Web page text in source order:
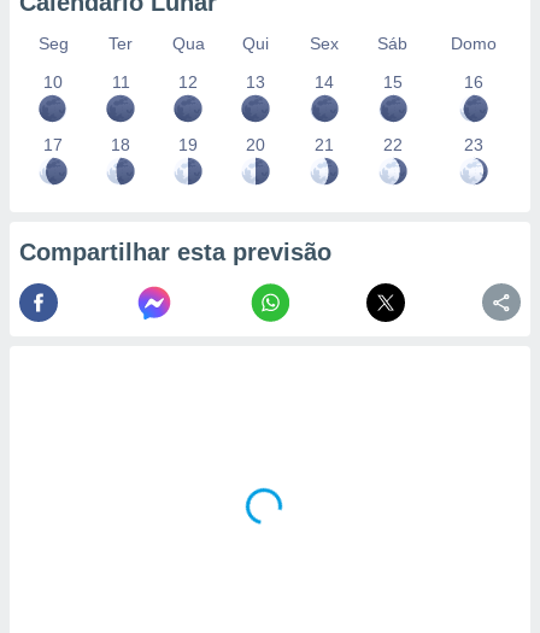
Seg Ter Qua Qui Sex Sáb
Domo
10
11 12 13 14 15 16
17 18 19 20 21 22 23
Compartilhar esta previsão